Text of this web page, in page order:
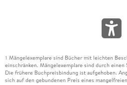
1 Mängelexemplare sind Bücher mit leichten
einschränken. Mängelexemplare sind durch
Die frühere Buchpreisbindung ist aufgehoben.
sich auf den gebundenen Preis eines